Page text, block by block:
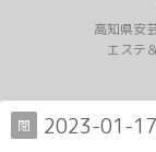
高知県安
エステ
閉 2023-01-